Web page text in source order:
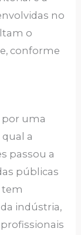
no
o
conforme
uma
a
passou a
públicas
tem
indústria,